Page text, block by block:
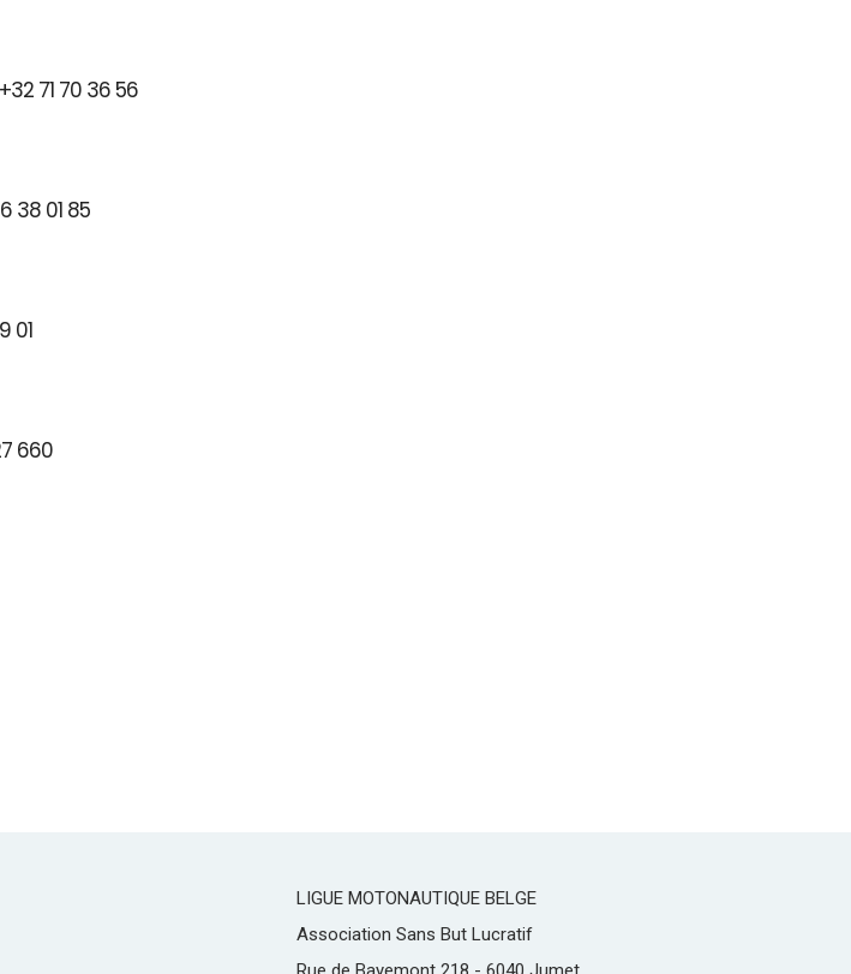
71 70 36 56
38 01 85
01
660
LIGUE MOTONAUTIQUE BELGE
Association Sans But Lucratif